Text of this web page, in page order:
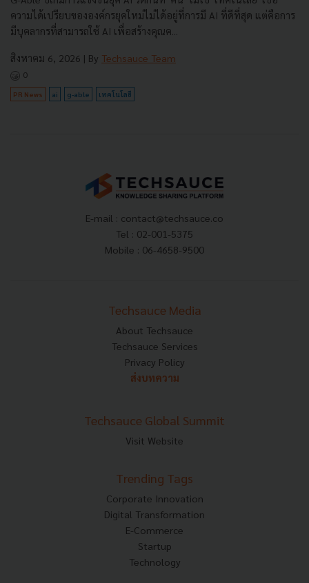
ความได้เปรียบขององค์กรยุคใหม่ไม่ได้อยู่ที่การมี AI ที่ดีที่สุด แต่คือการ
มีบุคลากรที่สามารถใช้ AI เพื่อสร้างคุณค...
สิงหาคม 6, 2026 | By Techsauce Team
0
PR News ai g-able เทคโนโลยี
E-mail : contact@techsauce.co
Tel : 02-001-5375
Mobile : 06-4658-9500
Techsauce Media
About Techsauce
Techsauce Services
Privacy Policy
ส่งบทความ
Techsauce Global Summit
Visit Website
Trending Tags
Corporate Innovation
Digital Transformation
E-Commerce
Startup
Technology